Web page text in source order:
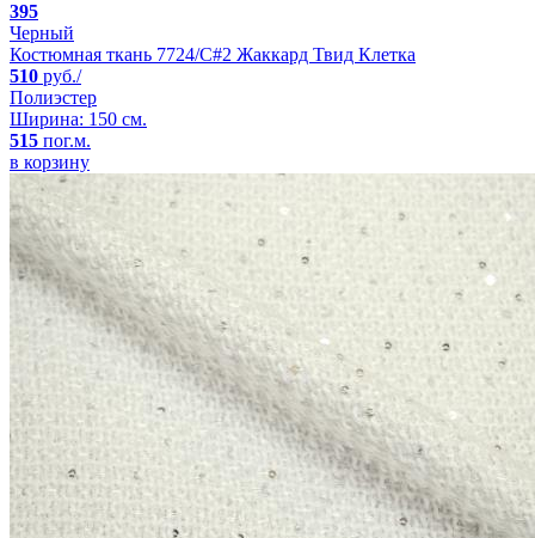
395
Черный
Костюмная ткань 7724/C#2 Жаккард Твид Клетка
510 руб./
Полиэстер
Ширина: 150 см.
515 пог.м.
в корзину